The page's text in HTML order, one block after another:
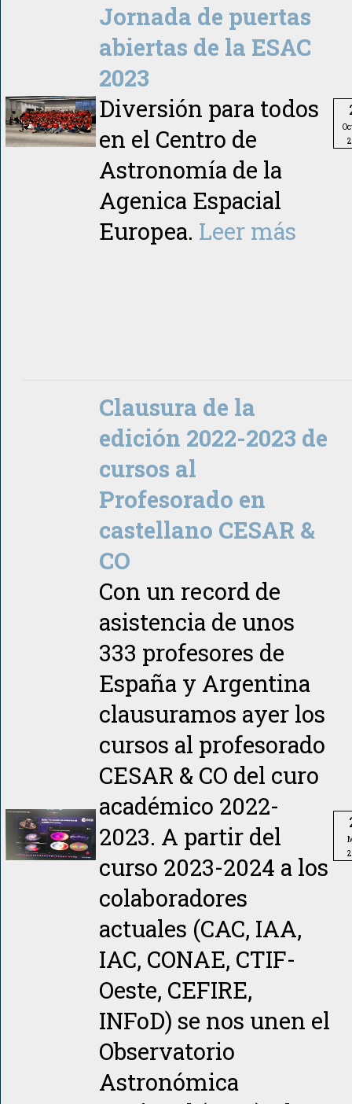
Jornada de puertas
abiertas de la ESAC
2023
Diversión para todos
en el Centro de
Astronomía de la
Agenica Espacial
Europea. Leer más
Clausura de la
edición 2022-2023 de
cursos al
Profesorado en
castellano CESAR &
CO
Con un record de
asistencia de unos
333 profesores de
España y Argentina
clausuramos ayer los
cursos al profesorado
CESAR & CO del curo
académico 2022-
2023. A partir del
curso 2023-2024 a los
colaboradores
actuales (CAC, IAA,
IAC, CONAE, CTIF-
Oeste, CEFIRE,
INFoD) se nos unen el
Observatorio
Astronómica